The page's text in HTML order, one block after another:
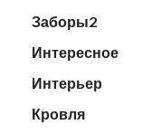
Заборы2
Интересное
Интерьер
Кровля